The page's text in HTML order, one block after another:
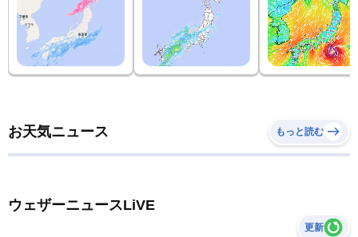
お天気ニュース もっと読む
ウェザーニュースLiVE
更新